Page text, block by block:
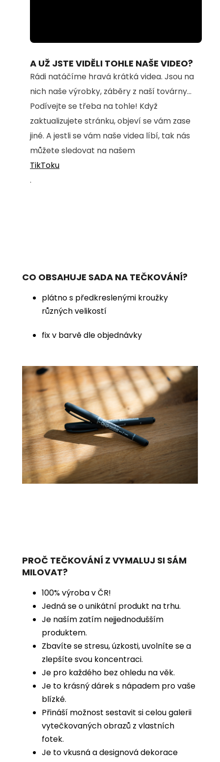
100.00%
A UŽ JSTE VIDĚLI TOHLE NAŠE VIDEO?
Rádi natáčíme hravá krátká videa. Jsou na
nich naše výrobky, záběry z naší továrny...
Podívejte se třeba na tohle! Když
zaktualizujete stránku, objeví se vám zase
jiné. A jestli se vám naše videa líbí, tak nás
můžete sledovat na našem
TikToku
.
CO OBSAHUJE SADA NA TEČKOVÁNÍ?
plátno s předkreslenými kroužky
různých velikostí
fix v barvě dle objednávky
PROČ TEČKOVÁNÍ Z VYMALUJ SI SÁM
MILOVAT?
100% výroba v ČR!
Jedná se o unikátní produkt na trhu.
Je naším zatím nejjednodušším
produktem.
Zbavíte se stresu, úzkosti, uvolníte se a
zlepšíte svou koncentraci.
Je pro každého bez ohledu na věk.
Je to krásný dárek s nápadem pro vaše
blízké.
Přináší možnost sestavit si celou galerii
vytečkovaných obrazů z vlastních
fotek.
Je to vkusná a designová dekorace